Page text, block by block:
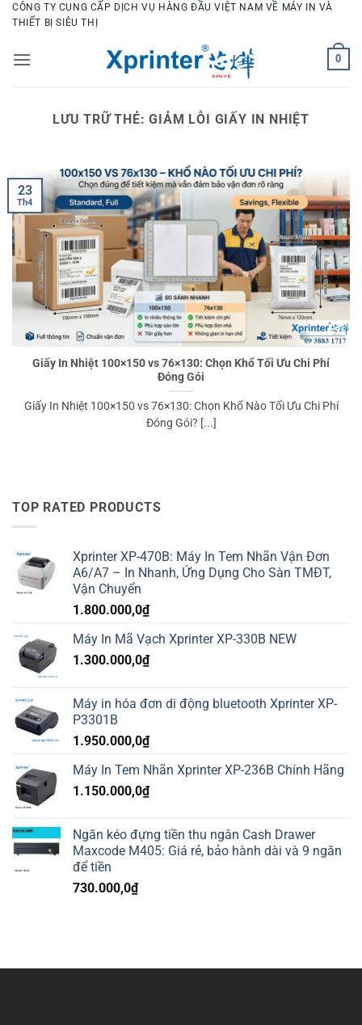
Bỏ
qua
dung
CÔNG TY CUNG CẤP DỊCH VỤ HÀNG ĐẦU VIỆT NAM VỀ MÁY IN VÀ
THIẾT BỊ SIÊU THỊ
0
LƯU TRỮ THẺ:GIẢM LỖI GIẤY IN NHIỆT
Giấy In Nhiệt 100×150 vs 76×130: Chọn Khổ Tối Ưu Chi Phí
Đóng Gói
Giấy In Nhiệt 100×150 vs 76×130: Chọn Khổ Nào Tối Ưu Chi Phí
Đóng Gói? [...]
23
Th4
TOP RATED PRODUCTS
Xprinter XP-470B: Máy In Tem Nhãn Vận Đơn
A6/A7 – In Nhanh, Ứng Dụng Cho Sàn TMĐT,
Vận Chuyển
1.800.000,0₫
Máy In Mã Vạch Xprinter XP-330B NEW
1.300.000,0₫
Máy in hóa đơn di động bluetooth Xprinter XP-
P3301B
1.950.000,0₫
Máy In Tem Nhãn Xprinter XP-236B Chính Hãng
1.150.000,0₫
Ngăn kéo đựng tiền thu ngân Cash Drawer
Maxcode M405: Giá rẻ, bảo hành dài và 9 ngăn
để tiền
730.000,0₫